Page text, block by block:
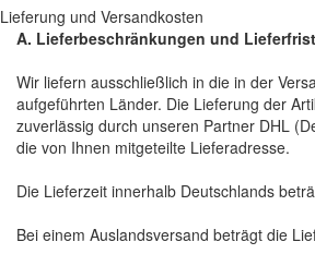
Lieferung und Versandkosten
A. Lieferbeschränkungen und
Wir liefern ausschließlich in die in der
aufgeführten Länder. Die Lieferung der
zuverlässig durch unseren Partner DHL
die von Ihnen mitgeteilte Lieferadresse.
Die Lieferzeit innerhalb Deutschlands
Bei einem Auslandsversand beträgt die